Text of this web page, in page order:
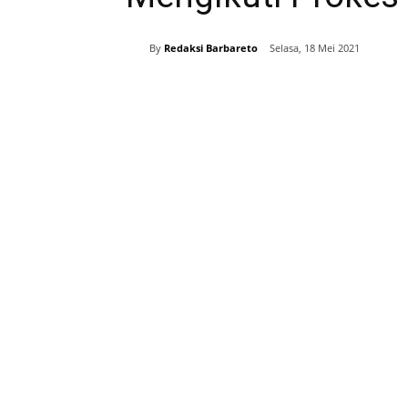
By Redaksi Barbareto Selasa, 18 Mei 2021